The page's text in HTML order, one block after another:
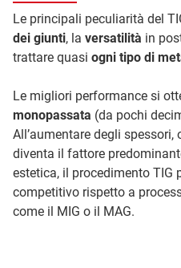
Le principali peculiarità del
dei giunti, la versatilità in
trattare quasi ogni tipo di
Le migliori performance si
monopassata (da pochi
All’aumentare degli
diventa il fattore
estetica, il procedimento TIG
competitivo rispetto a
come il MIG o il MAG.